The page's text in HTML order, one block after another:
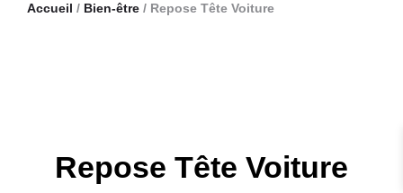
Accueil / Bien-être / Repose Tête Voiture
Repose Tête Voiture